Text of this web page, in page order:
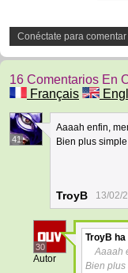
Conéctate para comentar
16 Comentarios En
Français
41
Aaaah enfin,
Bien plus
TroyB 13/02/
30
Autor
TroyB
Aaaah
Bien plus